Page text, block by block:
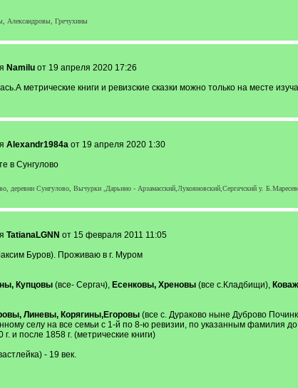
Александровы, Гречухины
Namiluот 19 апреля 2020 17:26
метрические книги и ревизские сказки можно только на месте
Alexandr1984aот 19 апреля 2020 1:30
в Сунгулово
деревни Сунгулово, Вычурки ,Дарьино - Арзамасский,Лукояновский,Сергачский у.
TatianaLGNN от 15 февраля 2011 11:05
Буров). Проживаю в г. Муром
Купцовы(все- Сергач), Есенковы, Хреновы(все с.Кладбищи),
Линевы, Корягины,Егоровы(все с. Дураково ныне Дуброво
селу на все семьи с 1-й по 8-ю ревизии, по указанным фамилия
и после 1858 г. (метрические книги)
- 19 век.